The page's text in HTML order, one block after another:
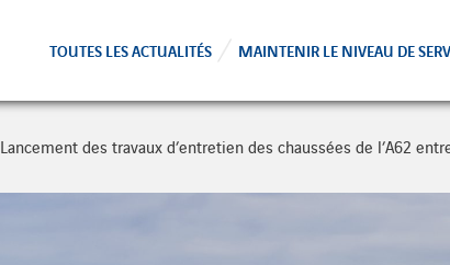
TOUTES LES ACTUALITÉS MAINTENIR LE NIVEAU DE
Lancement des travaux d’entretien des chaussées de l’A62